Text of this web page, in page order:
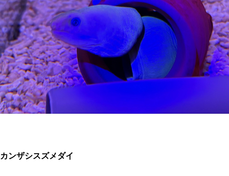
カンザシスズメダイ